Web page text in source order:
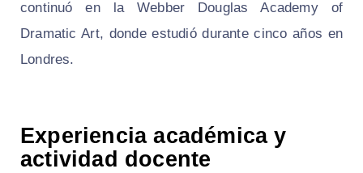
continuó en la Webber Douglas Academy of
Dramatic Art, donde estudió durante cinco años en
Londres.
Experiencia académica y
actividad docente